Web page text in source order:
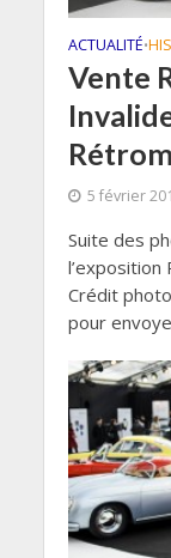
ACTUALITÉ•
Vente
5 février
Suite des
l’exposition
Crédit
pour